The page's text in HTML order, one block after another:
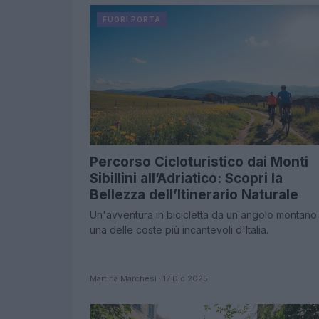
FUORI PORTA
Percorso Cicloturistico dai Monti
Sibillini all’Adriatico: Scopri la
Bellezza dell’Itinerario Naturale
Un'avventura in bicicletta da un angolo montano
una delle coste più incantevoli d'Italia.
Martina Marchesi · 17 Dic 2025